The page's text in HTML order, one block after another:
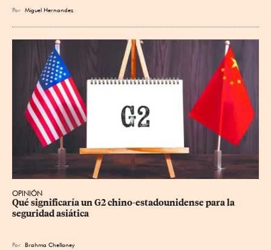
Por Miguel Hernandez
OPINIÓN
Qué significaría un G2 chino-estadounidense para la
seguridad asiática
Por Brahma Chellaney